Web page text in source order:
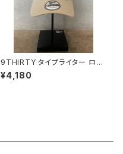
9THIRTY タイプライター ロサ
ンゼルス・ドジャース
¥4,180